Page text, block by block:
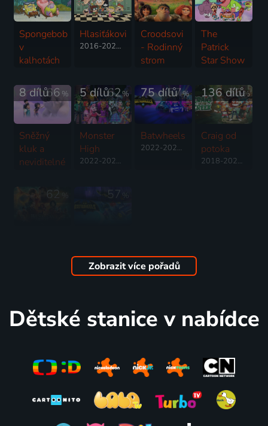
Spongebob
v
kalhotách
Hlasiťákovi
2016-2026 | USA | Animovaný, Akční, Dobrodružný, Drama, Fantasy, Hudební, Komedie, Rodinný, Thriller, Horor
Croodsovi
- Rodinný
strom
The
Patrick
Star Show
66 %
8 dílů
Sněžný
kluk a
neviditelné
62%
5 dílů
Monster
High
2022-2024 | USA | Animovaný, Fantasy, Komedie, Pohádka, Rodinný
57%
75 dílů
Batwheels
2022-2026 | USA | Animovaný, Akční, Dobrodružný, Fantasy, Komedie, Pohádka, Rodinný, Science Fiction
76%
136 dílů
Craig od
potoka
2018-2024 | USA | Animovaný, Dobrodružný, Drama, Fantasy, Komedie, Pohádka, Rodinný, Akční, Science Fiction
62 57
Zobrazit více pořadů
Dětské stanice v nabídce